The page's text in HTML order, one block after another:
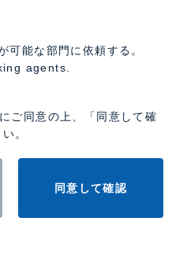
可能な部門に依頼する。
agents.
にご同意の上、「同意して確
。
同意して確認